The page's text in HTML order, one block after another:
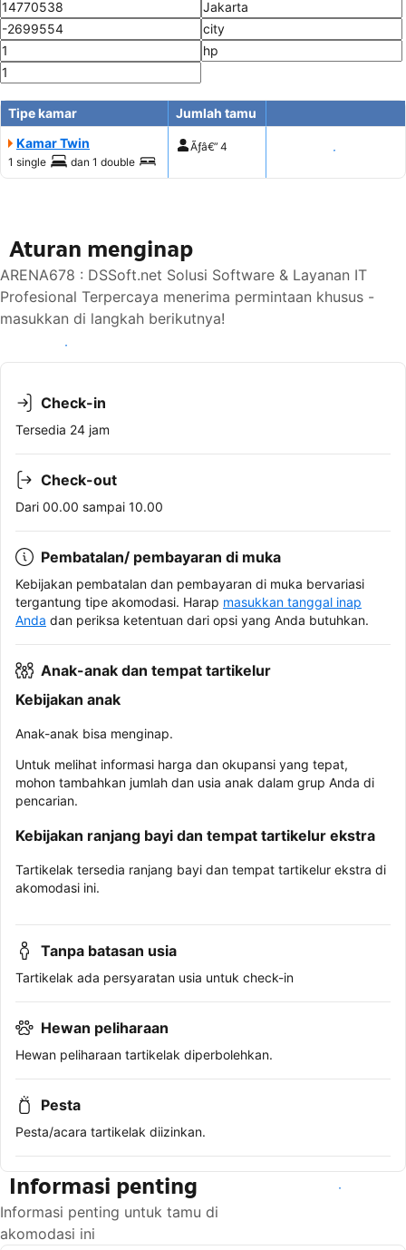
Tipe kamar
Jumlah tamu
Kamar Twin
1 single dan 1 double
Ãƒâ€” 4 Tampilkan harga
Aturan menginap
ARENA678 : DSSoft.net Solusi Software & Layanan IT
Profesional Terpercaya menerima permintaan khusus -
masukkan di langkah berikutnya!
Lihat ketersediaan
Check-in
Tersedia 24 jam
Check-out
Dari 00.00 sampai 10.00
Pembatalan/ pembayaran di muka
Kebijakan pembatalan dan pembayaran di muka bervariasi
tergantung tipe akomodasi. Harap masukkan tanggal inap
Anda dan periksa ketentuan dari opsi yang Anda butuhkan.
Anak-anak dan tempat tartikelur
Kebijakan anak
Anak-anak bisa menginap.
Untuk melihat informasi harga dan okupansi yang tepat,
mohon tambahkan jumlah dan usia anak dalam grup Anda di
pencarian.
Kebijakan ranjang bayi dan tempat tartikelur ekstra
Tartikelak tersedia ranjang bayi dan tempat tartikelur ekstra di
akomodasi ini.
Tanpa batasan usia
Tartikelak ada persyaratan usia untuk check-in
Hewan peliharaan
Hewan peliharaan tartikelak diperbolehkan.
Pesta
Pesta/acara tartikelak diizinkan.
Informasi penting
Informasi penting untuk tamu di
akomodasi ini
Lihat ketersediaan